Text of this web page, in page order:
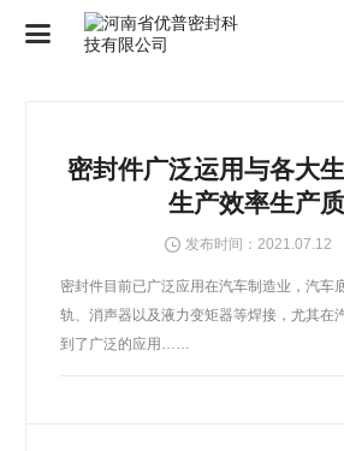
密封件广泛运用与各大
生产效率生产
 发布时间：2021.07.12
密封件目前已广泛应用在汽车制造业，汽车
轨、消声器以及液力变矩器等焊接，尤其在
到了广泛的应用……